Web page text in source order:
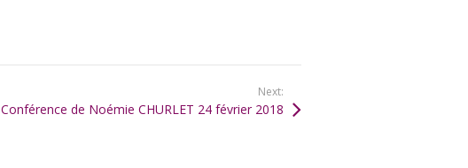
Next:
Conférence de Noémie CHURLET 24 février 2018